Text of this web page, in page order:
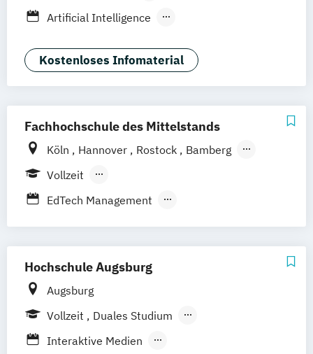
Berufsbegleitendes Präsenzstudium
Artificial Intelligence
Medien- und Kommunikationsmanagement
Kostenloses Infomaterial
Fachhochschule des Mittelstands
Köln Hannover Rostock
Bamberg
Bielefeld
Vollzeit
Berufsbegleitendes Präsenzstudium
EdTech Management
Sportjournalismus & Sportmarketing
Strategische Kommunikation & Digitales
Marketing
Hochschule Augsburg
Augsburg
Vollzeit
Duales Studium
Berufsbegleitendes Präsenzstudium
Interaktive Medien